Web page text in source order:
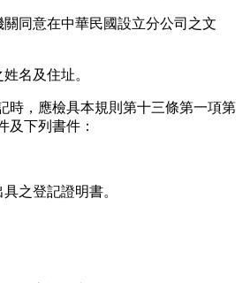
同意在中華民國設立分公司之文
名及住址。
時，應檢具本規則第十三條第一項第
及下列書件：
之登記證明書。